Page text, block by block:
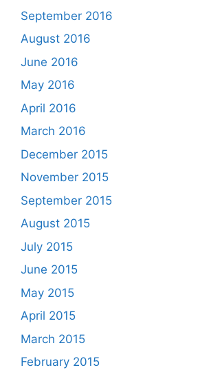
September 2016
August 2016
June 2016
May 2016
April 2016
March 2016
December 2015
November 2015
September 2015
August 2015
July 2015
June 2015
May 2015
April 2015
March 2015
February 2015